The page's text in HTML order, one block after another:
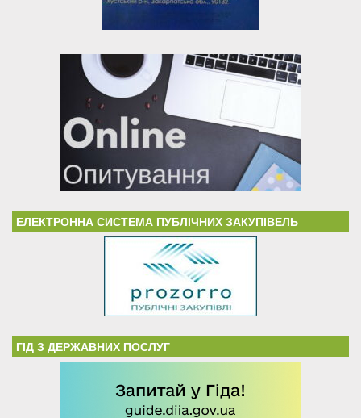
ЕЛЕКТРОННА СИСТЕМА ПУБЛІЧНИХ ЗАКУПІВЕЛЬ
ГІД З ДЕРЖАВНИХ ПОСЛУГ